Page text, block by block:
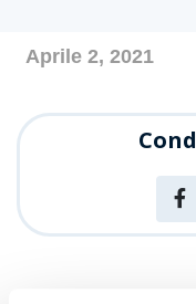
Aprile 2, 2021